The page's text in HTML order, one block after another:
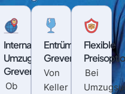
Internationaler
Umzug
Grevenbroich
Ob
Entrümpelung
Grevenbroich
Von
Keller
Flexible
Bei